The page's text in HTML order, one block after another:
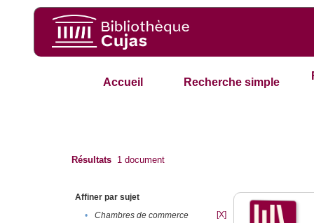
Accueil Recherche simple
Résultats 1 document
Affiner par sujet
•
Chambres de commerce
[X]